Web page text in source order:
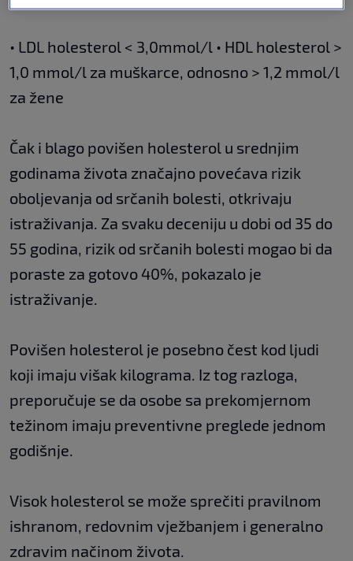
• LDL holesterol < 3,0mmol/l • HDL holesterol >
1,0 mmol/l za muškarce, odnosno > 1,2 mmol/l
za žene
Čak i blago povišen holesterol u srednjim
godinama života značajno povećava rizik
oboljevanja od srčanih bolesti, otkrivaju
istraživanja. Za svaku deceniju u dobi od 35 do
55 godina, rizik od srčanih bolesti mogao bi da
poraste za gotovo 40%, pokazalo je
istraživanje.
Povišen holesterol je posebno čest kod ljudi
koji imaju višak kilograma. Iz tog razloga,
preporučuje se da osobe sa prekomjernom
težinom imaju preventivne preglede jednom
godišnje.
Visok holesterol se može sprečiti pravilnom
ishranom, redovnim vježbanjem i generalno
zdravim načinom života.